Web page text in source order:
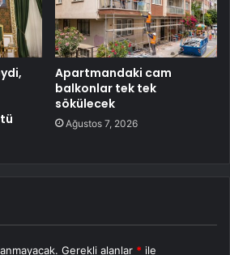
Apartmandaki cam
balkonlar tek tek
sökülecek
Ağustos 7, 2026
Gerekli alanlar * ile